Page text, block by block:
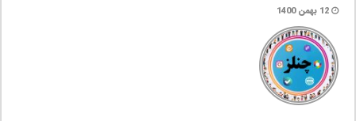
12 بهمن 1400